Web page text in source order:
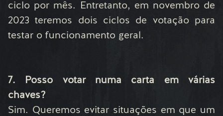
ciclo por mês. Entretanto, em novembro de
2023 teremos dois ciclos de votação para
testar o funcionamento geral.
7. Posso votar numa carta em várias
chaves?
Sim. Queremos evitar situações em que um